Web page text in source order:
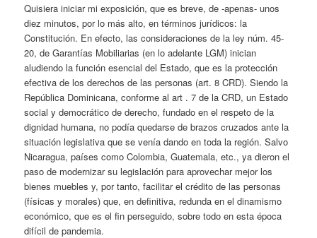
Quisiera iniciar mi exposición, que es breve, de -apenas- unos
diez minutos, por lo más alto, en términos jurídicos: la
Constitución. En efecto, las consideraciones de la ley núm. 45-
20, de Garantías Mobiliarias (en lo adelante LGM) inician
aludiendo la función esencial del Estado, que es la protección
efectiva de los derechos de las personas (art. 8 CRD). Siendo la
República Dominicana, conforme al art . 7 de la CRD, un Estado
social y democrático de derecho, fundado en el respeto de la
dignidad humana, no podía quedarse de brazos cruzados ante la
situación legislativa que se venía dando en toda la región. Salvo
Nicaragua, países como Colombia, Guatemala, etc., ya dieron el
paso de modernizar su legislación para aprovechar mejor los
bienes muebles y, por tanto, facilitar el crédito de las personas
(físicas y morales) que, en definitiva, redunda en el dinamismo
económico, que es el fin perseguido, sobre todo en esta época
difícil de pandemia.